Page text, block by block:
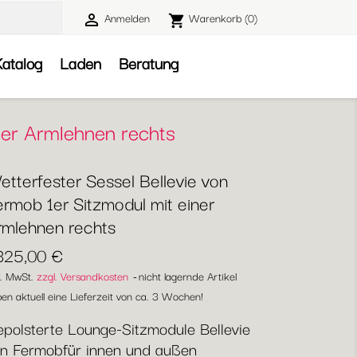
 Anmelden shopping_cart Warenkorb(0)
Laden Beratung
Armlehnen rechts
Sessel Bellevie von
1er Sitzmodul mit einer
rechts
€
MwSt. zzgl. Versandkosten nicht lagernde Artikel
aktuell eine Lieferzeit von ca. 3 Wochen!
Lounge-Sitzmodule Bellevie
Fermobfür innen und außen